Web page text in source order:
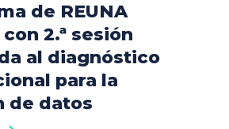
de REUNA
2.ª sesión
al diagnóstico
para la
de datos